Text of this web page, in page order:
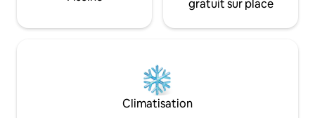
gratuit sur place
Climatisation